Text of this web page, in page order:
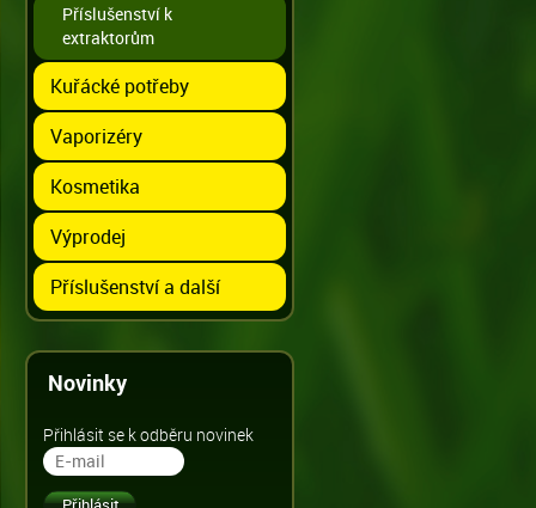
Příslušenství k
extraktorům
Kuřácké potřeby
Vaporizéry
Kosmetika
Výprodej
Příslušenství a další
Novinky
Přihlásit se k odběru novinek